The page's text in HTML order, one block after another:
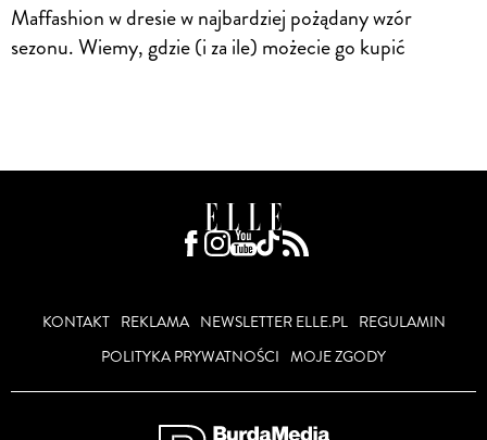
Maffashion w dresie w najbardziej pożądany wzór
sezonu. Wiemy, gdzie (i za ile) możecie go kupić
KONTAKT REKLAMA NEWSLETTER ELLE.PL
REGULAMIN
POLITYKA PRYWATNOŚCI MOJE ZGODY